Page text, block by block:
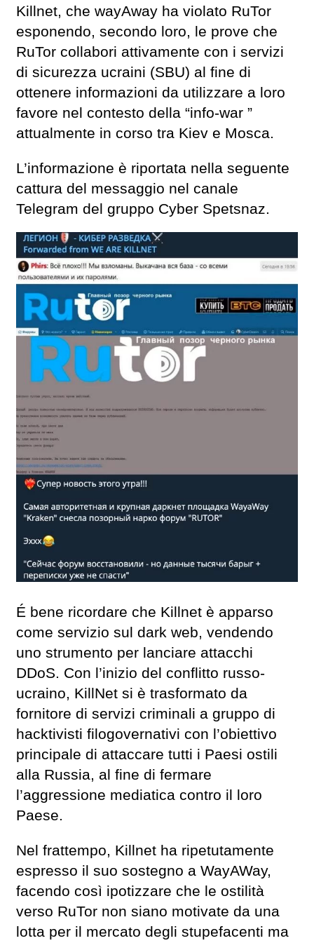
Killnet, che wayAway ha violato RuTor
esponendo, secondo loro, le prove che
RuTor collabori attivamente con i servizi
di sicurezza ucraini (SBU) al fine di
ottenere informazioni da utilizzare a loro
favore nel contesto della “info-war ”
attualmente in corso tra Kiev e Mosca.
L’informazione è riportata nella seguente
cattura del messaggio nel canale
Telegram del gruppo Cyber Spetsnaz.
É bene ricordare che Killnet è apparso
come servizio sul dark web, vendendo
uno strumento per lanciare attacchi
DDoS. Con l’inizio del conflitto russo-
ucraino, KillNet si è trasformato da
fornitore di servizi criminali a gruppo di
hacktivisti filogovernativi con l’obiettivo
principale di attaccare tutti i Paesi ostili
alla Russia, al fine di fermare
l’aggressione mediatica contro il loro
Paese.
Nel frattempo, Killnet ha ripetutamente
espresso il suo sostegno a WayAWay,
facendo così ipotizzare che le ostilità
verso RuTor non siano motivate da una
lotta per il mercato degli stupefacenti ma